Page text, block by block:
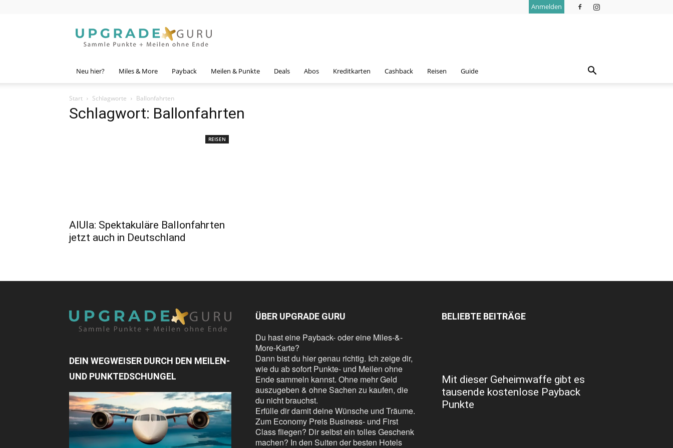
Anmelden
Guru
Neu hier? Miles & More Payback Meilen & Punkte Deals Abos Kreditkarten Cashback Reisen Guide
Start Schlagworte Ballonfahrten
Schlagwort: Ballonfahrten
REISEN
AlUla: Spektakuläre Ballonfahrten
jetzt auch in Deutschland
DEIN WEGWEISER DURCH DEN MEILEN-
UND PUNKTEDSCHUNGEL
ÜBER UPGRADE GURU
Du hast eine Payback- oder eine Miles-&-
More-Karte?
Dann bist du hier genau richtig. Ich zeige dir,
wie du ab sofort Punkte- und Meilen ohne
Ende sammeln kannst. Ohne mehr Geld
auszugeben & ohne Sachen zu kaufen, die
du nicht brauchst.
Erfülle dir damit deine Wünsche und Träume.
Zum Economy Preis Business- und First
Class fliegen? Dir selbst ein tolles Geschenk
machen? In den Suiten der besten Hotels
BELIEBTE BEITRÄGE
Mit dieser Geheimwaffe gibt es
tausende kostenlose Payback
Punkte